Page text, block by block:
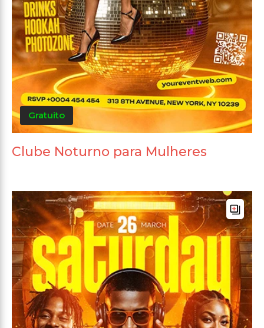
Gratuito
Clube Noturno para Mulheres